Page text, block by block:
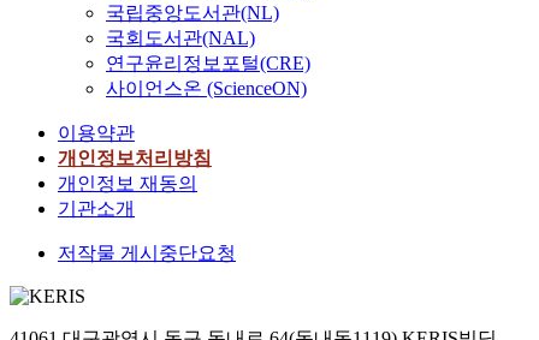
국립중앙도서관(NL)
국회도서관(NAL)
연구윤리정보포털(CRE)
사이언스온 (ScienceON)
이용약관
개인정보처리방침
개인정보 재동의
기관소개
저작물 게시중단요청